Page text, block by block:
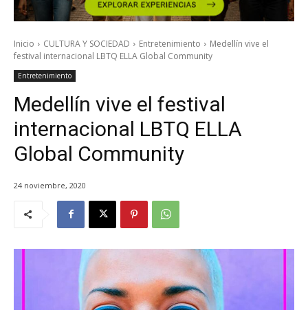
Inicio CULTURA Y SOCIEDAD Entretenimiento
Medellín vive el
festival internacional LBTQ ELLA Global Community
Entretenimiento
Medellín vive el festival
internacional LBTQ ELLA
Global Community
24 noviembre, 2020